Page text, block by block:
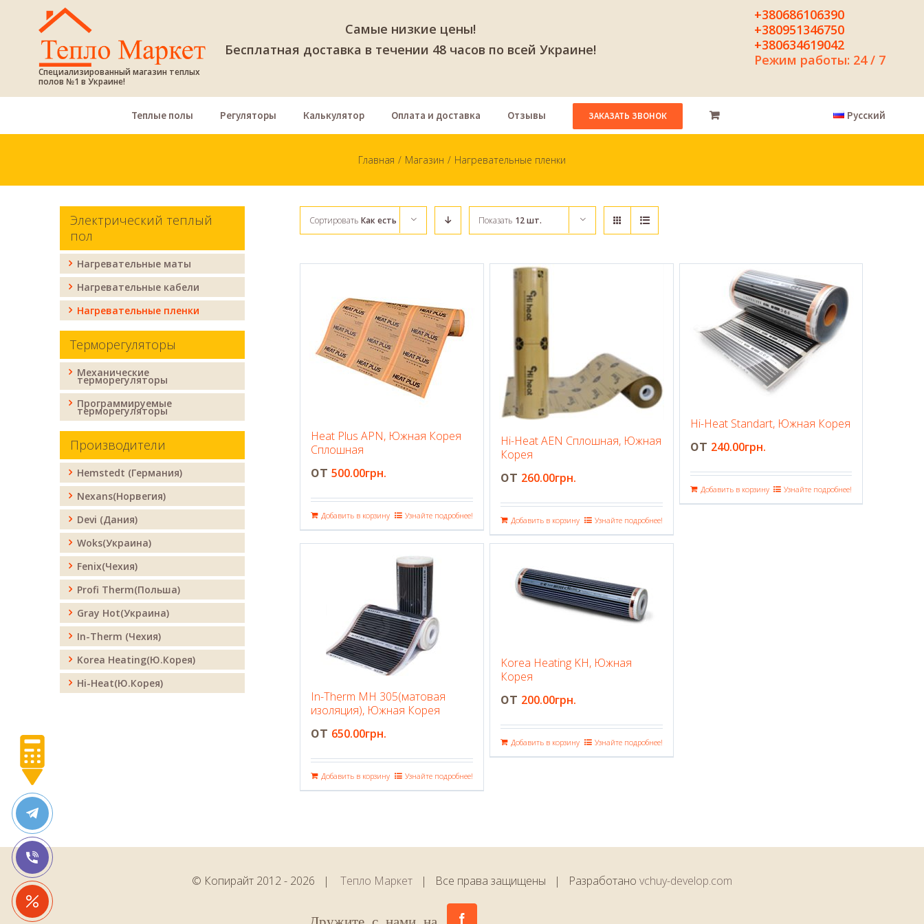
+380686106390
+380951346750
+380634619042
Режим работы: 24 / 7
Самые низкие цены!
Бесплатная доставка в течении 48 часов по всей Украине!
Специализированный магазин теплых
полов №1 в Украине!
Теплые полы Регуляторы Калькулятор Оплата и доставка Отзывы ЗАКАЗАТЬ ЗВОНОК Русский
Главная / Магазин / Нагревательные пленки
Электрический теплый
пол
Нагревательные маты
Нагревательные кабели
Нагревательные пленки
Терморегуляторы
Механические
терморегуляторы
Программируемые
терморегуляторы
Производители
Hemstedt (Германия)
Nexans(Норвегия)
Devi (Дания)
Woks(Украина)
Fenix(Чехия)
Profi Therm(Польша)
Gray Hot(Украина)
In-Therm (Чехия)
Korea Heating(Ю.Корея)
Hi-Heat(Ю.Корея)
СортироватьКак есть Показать 12 шт.
Heat Plus APN, Южная Корея
Сплошная
500.00грн.
Добавить в корзину Узнайте подробнее!
Hi-Heat AEN Сплошная, Южная
Корея
260.00грн.
Добавить в корзину Узнайте подробнее!
Hi-Heat Standart, Южная Корея
240.00грн.
Добавить в корзину Узнайте подробнее!
In-Therm MH 305(матовая
изоляция), Южная Корея
650.00грн.
Добавить в корзину Узнайте подробнее!
Korea Heating KH, Южная
Корея
200.00грн.
Добавить в корзину Узнайте подробнее!
© Копирайт 2012 - 2026 | Тепло Маркет | Все права защищены | Разработано vchuy-develop.com